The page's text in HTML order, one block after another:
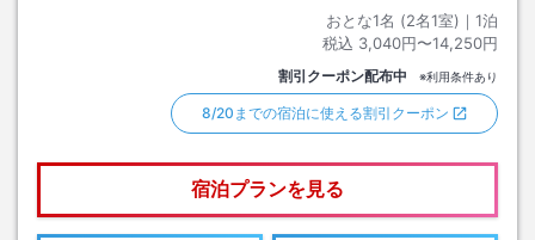
おとな1名 (2名1室)｜ 1泊
税込 3,040円〜14,250円
割引クーポン配布中 ※利用条件あり
8/20までの宿泊に使える割引クーポン
宿泊プランを見る